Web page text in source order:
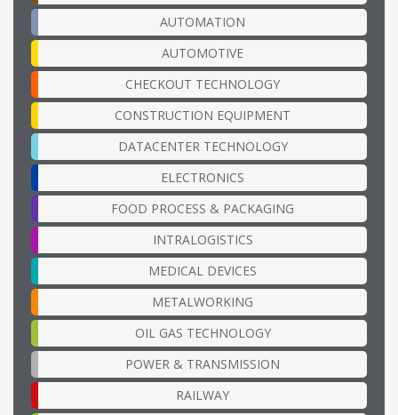
AUTOMATION
AUTOMOTIVE
CHECKOUT TECHNOLOGY
CONSTRUCTION EQUIPMENT
DATACENTER TECHNOLOGY
ELECTRONICS
FOOD PROCESS & PACKAGING
INTRALOGISTICS
MEDICAL DEVICES
METALWORKING
OIL GAS TECHNOLOGY
POWER & TRANSMISSION
RAILWAY